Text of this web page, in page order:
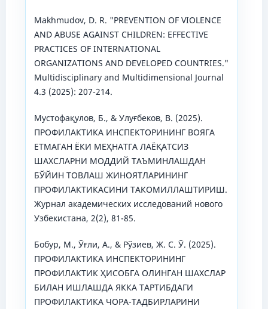
Makhmudov, D. R. "PREVENTION OF VIOLENCE
AND ABUSE AGAINST CHILDREN: EFFECTIVE
PRACTICES OF INTERNATIONAL
ORGANIZATIONS AND DEVELOPED COUNTRIES."
Multidisciplinary and Multidimensional Journal
4.3 (2025): 207-214.
Мустофақулов, Б., & Улуғбеков, В. (2025).
ПРОФИЛАКТИКА ИНСПЕКТОРИНИНГ ВОЯГА
ЕТМАГАН ЁКИ МЕҲНАТГА ЛАЁҚАТСИЗ
ШАХСЛАРНИ МОДДИЙ ТАЪМИНЛАШДАН
БЎЙИН ТОВЛАШ ЖИНОЯТЛАРИНИНГ
ПРОФИЛАКТИКАСИНИ ТАКОМИЛЛАШТИРИШ.
Журнал академических исследований нового
Узбекистана, 2(2), 81-85.
Бобур, М., Ўғли, A., & Рўзиев, Ж. С. Ў. (2025).
ПРОФИЛАКТИКА ИНСПЕКТОРИНИНГ
ПРОФИЛАКТИК ҲИСОБГА ОЛИНГАН ШАХСЛАР
БИЛАН ИШЛАШДА ЯККА ТАРТИБДАГИ
ПРОФИЛАКТИКА ЧОРА-ТАДБИРЛАРИНИ